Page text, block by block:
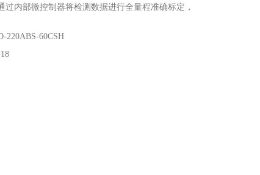
过内部微控制器将检测数据进行全量程准确标定，
，使用更方便。
220ABS-60CSH